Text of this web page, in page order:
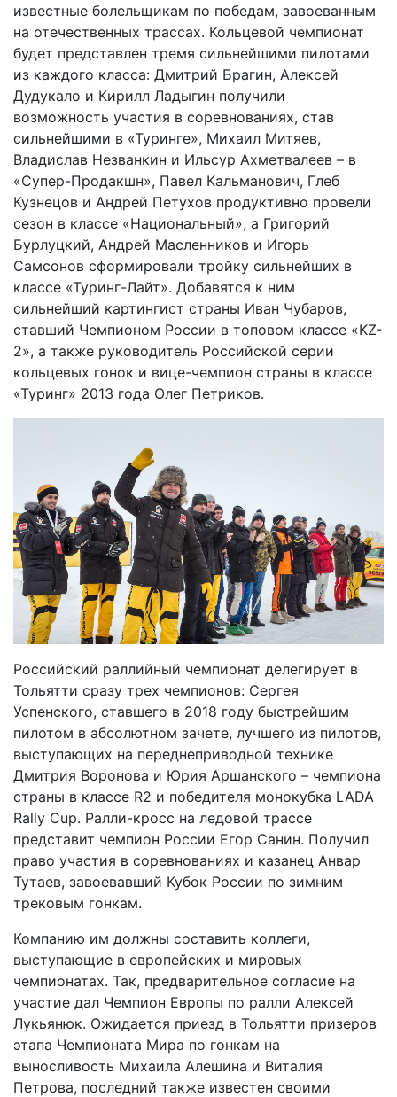
известные болельщикам по победам, завоеванным
на отечественных трассах. Кольцевой чемпионат
будет представлен тремя сильнейшими пилотами
из каждого класса: Дмитрий Брагин, Алексей
Дудукало и Кирилл Ладыгин получили
возможность участия в соревнованиях, став
сильнейшими в «Туринге», Михаил Митяев,
Владислав Незванкин и Ильсур Ахметвалеев – в
«Супер-Продакшн», Павел Кальманович, Глеб
Кузнецов и Андрей Петухов продуктивно провели
сезон в классе «Национальный», а Григорий
Бурлуцкий, Андрей Масленников и Игорь
Самсонов сформировали тройку сильнейших в
классе «Туринг-Лайт». Добавятся к ним
сильнейший картингист страны Иван Чубаров,
ставший Чемпионом России в топовом классе «KZ-
2», а также руководитель Российской серии
кольцевых гонок и вице-чемпион страны в классе
«Туринг» 2013 года Олег Петриков.
Российский раллийный чемпионат делегирует в
Тольятти сразу трех чемпионов: Сергея
Успенского, ставшего в 2018 году быстрейшим
пилотом в абсолютном зачете, лучшего из пилотов,
выступающих на переднеприводной технике
Дмитрия Воронова и Юрия Аршанского – чемпиона
страны в классе R2 и победителя монокубка LADA
Rally Cup. Ралли-кросс на ледовой трассе
представит чемпион России Егор Санин. Получил
право участия в соревнованиях и казанец Анвар
Тутаев, завоевавший Кубок России по зимним
трековым гонкам.
Компанию им должны составить коллеги,
выступающие в европейских и мировых
чемпионатах. Так, предварительное согласие на
участие дал Чемпион Европы по ралли Алексей
Лукьянюк. Ожидается приезд в Тольятти призеров
этапа Чемпионата Мира по гонкам на
выносливость Михаила Алешина и Виталия
Петрова, последний также известен своими